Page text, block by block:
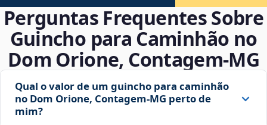
Perguntas Frequentes Sobre
Guincho para Caminhão no
Dom Orione, Contagem‑MG
Qual o valor de um guincho para caminhão
no Dom Orione, Contagem‑MG perto de
mim?